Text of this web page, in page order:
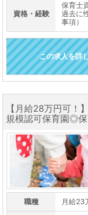
資格・経験
保育士
過去に
事項）
この求人を詳
【月給28万円可！
規模認可保育園◎
職種 月給23